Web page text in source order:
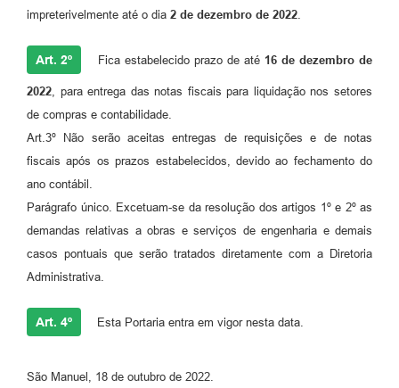
impreterivelmente até o dia 2 de dezembro de 2022.
Art. 2º Fica estabelecido prazo de até 16 de dezembro de
2022, para entrega das notas fiscais para liquidação nos setores
de compras e contabilidade.
Art.3º Não serão aceitas entregas de requisições e de notas
fiscais após os prazos estabelecidos, devido ao fechamento do
ano contábil.
Parágrafo único. Excetuam-se da resolução dos artigos 1º e 2º as
demandas relativas a obras e serviços de engenharia e demais
casos pontuais que serão tratados diretamente com a Diretoria
Administrativa.
Art. 4º Esta Portaria entra em vigor nesta data.
São Manuel, 18 de outubro de 2022.